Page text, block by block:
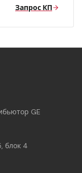
Запрос КП
GE
блок 4